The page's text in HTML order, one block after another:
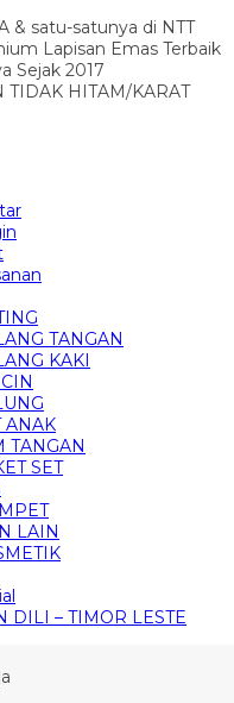
& satu-satunya di NTT
Lapisan Emas Terbaik
Sejak 2017
TIDAK HITAM/KARAT
TANGAN
KAKI
ANAK
TANGAN
SET
LAIN
DILI – TIMOR LESTE